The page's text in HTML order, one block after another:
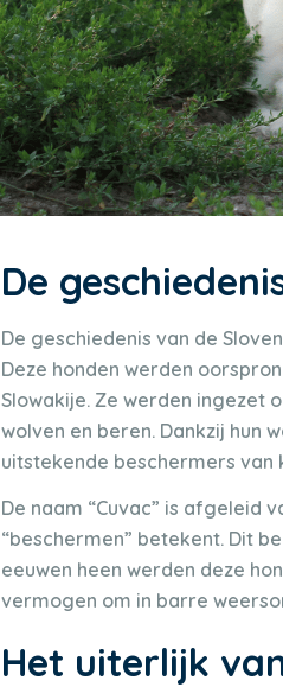
De
De geschiedenis van de
Deze honden werden
Slowakije. Ze werden ingezet
wolven en beren. Dankzij hun
uitstekende beschermers van
De naam “Cuvac” is afgeleid
“beschermen” betekent. Dit
eeuwen heen werden deze
vermogen om in barre
Het uiterlijk